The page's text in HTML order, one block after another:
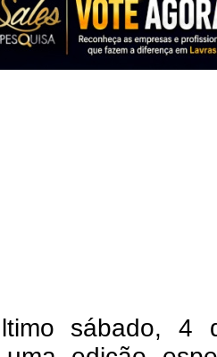
sábado, 4